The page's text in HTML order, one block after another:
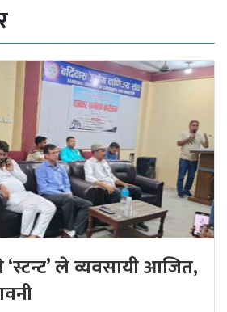
‘स्टन्ट’ ले व्यवसायी आजित,